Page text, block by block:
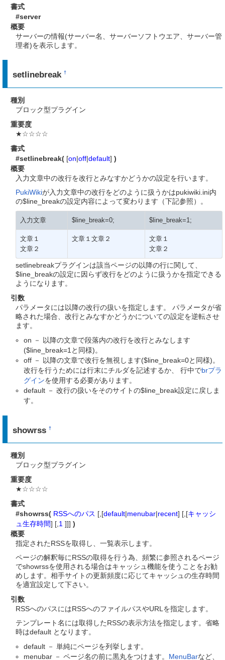
書式
#server
概要
サーバーの情報(サーバー名、サーバーソフトウエア、サーバー管
理者)を表示します。
setlinebreak†
種別
ブロック型プラグイン
重要度
★☆☆☆☆
書式
#setlinebreak( [on|off|default] )
概要
入力文章中の改行を改行とみなすかどうかの設定を行います。
PukiWikiが入力文章中の改行をどのように扱うかはpukiwiki.ini内
の$line_breakの設定内容によって変わります（下記参照）。
入力文章 $line_break=0; $line_break=1;
文章１
文章２
文章１文章２
文章１
文章２
setlinebreakプラグインは該当ページの以降の行に関して、
$line_breakの設定に因らず改行をどのように扱うかを指定できる
ようになります。
引数
パラメータには以降の改行の扱いを指定します。 パラメータが省
略された場合、改行とみなすかどうかについての設定を逆転させ
ます。
on － 以降の文章で段落内の改行を改行とみなします
($line_break=1と同様)。
off － 以降の文章で改行を無視します($line_break=0と同様)。
改行を行うためには行末にチルダを記述するか、 行中でbrプラ
グインを使用する必要があります。
default － 改行の扱いをそのサイトの$line_break設定に戻しま
す。
showrss†
種別
ブロック型プラグイン
重要度
★☆☆☆☆
書式
#showrss( RSSへのパス [,[default|menubar|recent] [,[キャッシ
ュ生存時間] [,1 ]]] )
概要
指定されたRSSを取得し、一覧表示します。
ページの解釈毎にRSSの取得を行う為、頻繁に参照されるページ
でshowrssを使用される場合はキャッシュ機能を使うことをお勧
めします。相手サイトの更新頻度に応じてキャッシュの生存時間
を適宜設定して下さい。
引数
RSSへのパスにはRSSへのファイルパスやURLを指定します。
テンプレート名には取得したRSSの表示方法を指定します。省略
時はdefault となります。
default － 単純にページを列挙します。
menubar － ページ名の前に黒丸をつけます。 MenuBarなど、